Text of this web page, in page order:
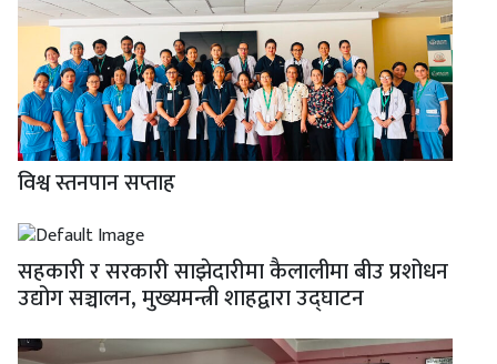
विश्व स्तनपान सप्ताह
सहकारी र सरकारी साझेदारीमा कैलालीमा बीउ प्रशोधन
उद्योग सञ्चालन, मुख्यमन्त्री शाहद्वारा उद्घाटन